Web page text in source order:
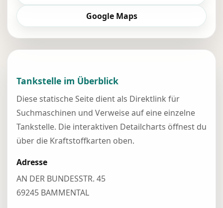
Google Maps
Tankstelle im Überblick
Diese statische Seite dient als Direktlink für
Suchmaschinen und Verweise auf eine einzelne
Tankstelle. Die interaktiven Detailcharts öffnest du
über die Kraftstoffkarten oben.
Adresse
AN DER BUNDESSTR. 45
69245 BAMMENTAL